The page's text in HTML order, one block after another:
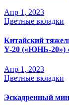
Апр 1, 2023
Цветные вкладки
Китайский
Y-20 («ЮНЬ-20»)
Апр 1, 2023
Цветные вкладки
Эскадренный